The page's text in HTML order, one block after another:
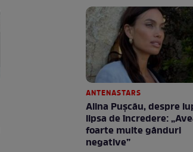
ANTENASTARS
Alina Pușcău, despre
lipsa de încredere:
foarte multe gânduri
negative”